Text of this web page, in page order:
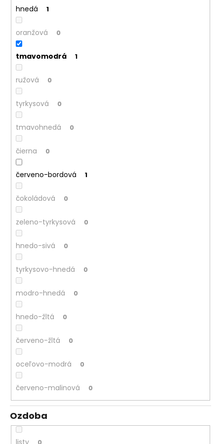
hnedá 1
oranžová 0
tmavomodrá 1
ružová 0
tyrkysová 0
tmavohnedá 0
čierna 0
červeno-bordová 1
čokoládová 0
zeleno-tyrkysová 0
hnedo-sivá 0
tyrkysovo-hnedá 0
modro-hnedá 0
hnedo-žltá 0
červeno-žltá 0
oceľovo-modrá 0
červeno-malinová 0
Ozdoba